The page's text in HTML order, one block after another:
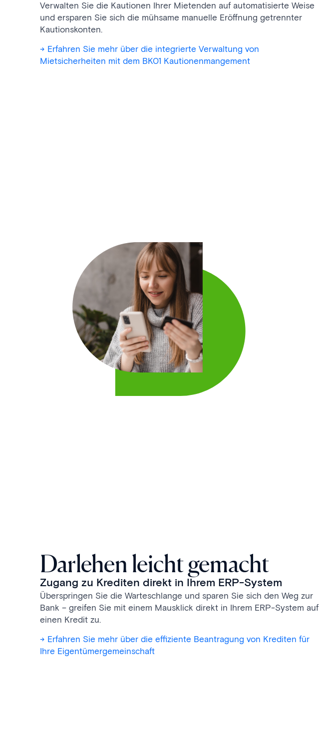
Verwalten Sie die Kautionen Ihrer Mietenden auf automatisierte Weise
und ersparen Sie sich die mühsame manuelle Eröffnung getrennter
Kautionskonten.
-> Erfahren Sie mehr über die integrierte Verwaltung von
Mietsicherheiten mit dem BK01 Kautionenmangement
Darlehen leicht gemacht
Zugang zu Krediten direkt in Ihrem ERP-System
Überspringen Sie die Warteschlange und sparen Sie sich den Weg zur
Bank – greifen Sie mit einem Mausklick direkt in Ihrem ERP-System auf
einen Kredit zu.
-> Erfahren Sie mehr über die effiziente Beantragung von Krediten für
Ihre Eigentümergemeinschaft